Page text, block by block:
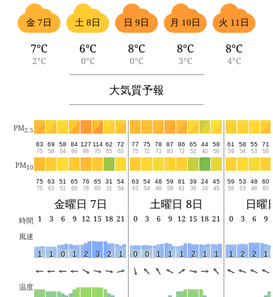
金 7日
7°C
2°C
土 8日
6°C
0°C
日 9日
8°C
0°C
月 10日
8°C
3°C
火 11日
8°C
4°C
大気質予報
PM2.5
83
75
69
58
58
54
84
66
127
98
114
75
62
55
72
62
77
75
75
72
78
73
87
83
86
72
65
52
44
40
58
50
61
59
58
54
55
53
71
58
PM10
75
75
63
63
51
51
65
65
76
76
65
65
31
31
54
54
63
63
54
54
48
48
59
59
61
61
39
39
24
24
45
45
59
59
53
53
48
48
60
60
金曜日 7日 土曜日 8日 日曜
時間 1 3 6 9 12 15 18 21 0 3 6 9 12 15 18 21 0 3 6
9
風速
1 1 0 1 2 3 2 1 0 0 1 1 1 2 1 1 1 2 2 1
温度